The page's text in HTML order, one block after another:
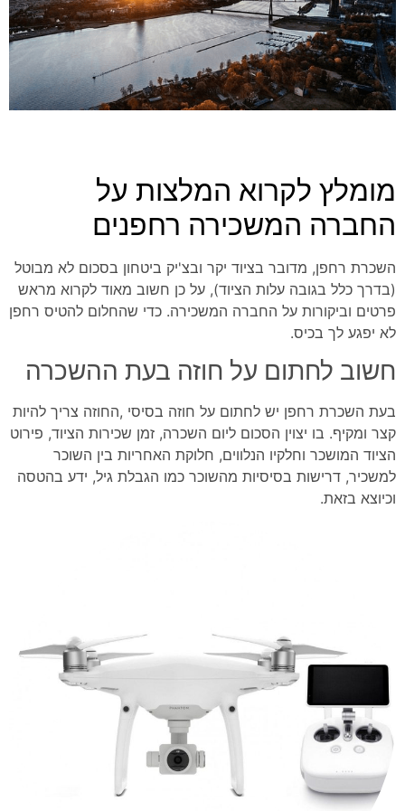
מומלץ לקרוא המלצות על
החברה המשכירה רחפנים
השכרת רחפן, מדובר בציוד יקר ובצ'יק ביטחון בסכום לא מבוטל
(בדרך כלל בגובה עלות הציוד), על כן חשוב מאוד לקרוא מראש
פרטים וביקורות על החברה המשכירה. כדי שהחלום להטיס רחפן
לא יפגע לך בכיס.
חשוב לחתום על חוזה בעת ההשכרה
בעת השכרת רחפן יש לחתום על חוזה בסיסי ,החוזה צריך להיות
קצר ומקיף. בו יצוין הסכום ליום השכרה, זמן שכירות הציוד, פירוט
הציוד המושכר וחלקיו הנלווים, חלוקת האחריות בין השוכר
למשכיר, דרישות בסיסיות מהשוכר כמו הגבלת גיל, ידע בהטסה
וכיוצא בזאת.